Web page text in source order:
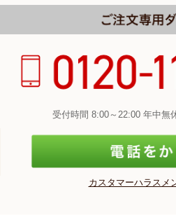
受付時間 8:00～22:00 年中無
カスタマーハラスメ